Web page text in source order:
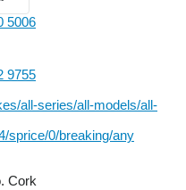
5006
9755
all-series/all-models/all-
sprice/0/breaking/any
Cork